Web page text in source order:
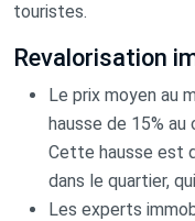
touristes.
Revalorisation
Le prix moyen au
hausse de 15% au
Cette hausse est
dans le quartier,
Les experts